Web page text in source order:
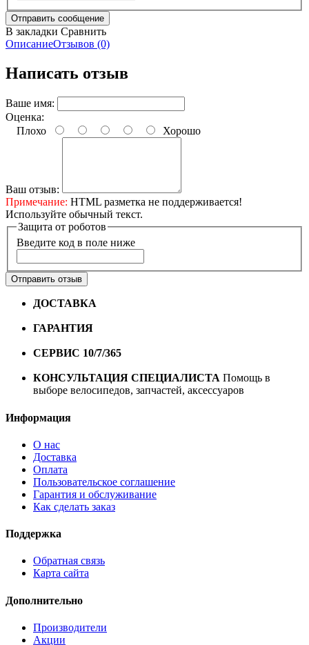
В закладки Сравнить
ОписаниеОтзывов (0)
Написать отзыв
Ваше имя:
Оценка:
Плохо
Хорошо
Ваш отзыв:
Примечание: HTML разметка не поддерживается!
Используйте обычный текст.
Защита от роботов
Введите код в поле ниже
Отправить отзыв
ДОСТАВКА
ГАРАНТИЯ
СЕРВИС 10/7/365
КОНСУЛЬТАЦИЯ СПЕЦИАЛИСТА Помощь в
выборе велосипедов, запчастей, аксессуаров
Информация
О нас
Доставка
Оплата
Пользовательское соглашение
Гарантия и обслуживание
Как сделать заказ
Поддержка
Обратная связь
Карта сайта
Дополнительно
Производители
Акции